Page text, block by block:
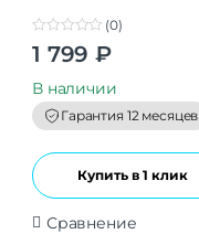
0
t
o
f
5
(0)
1 799 ₽
В наличии
Гарантия 12 месяцев
Купить в 1 клик
Сравнение